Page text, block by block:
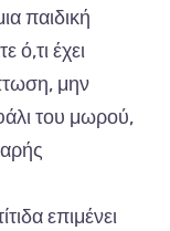
α παιδική
ό,τιέχει
τωση, μην
του μωρού,
ρής
α επιμένει